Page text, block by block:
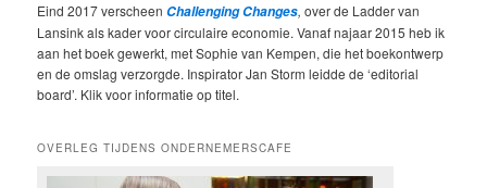
Eind 2017 verscheen Challenging Changes, over de Ladder van
Lansink als kader voor circulaire economie. Vanaf najaar 2015 heb ik
aan het boek gewerkt, met Sophie van Kempen, die het boekontwerp
en de omslag verzorgde. Inspirator Jan Storm leidde de ‘editorial
board’. Klik voor informatie op titel.
OVERLEG TIJDENS ONDERNEMERSCAFE